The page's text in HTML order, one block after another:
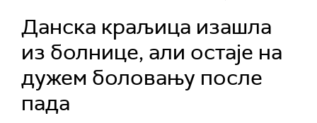
Данска краљица изашла
из болнице, али остаје на
дужем боловању после
пада